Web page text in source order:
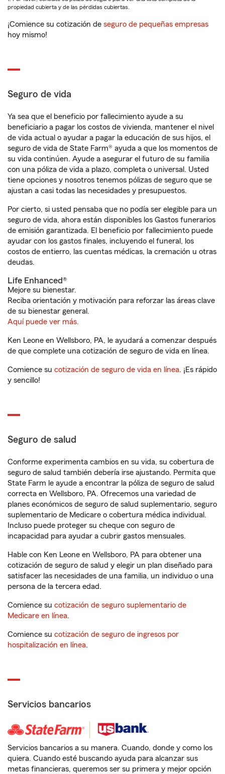
propiedad cubierta y de las pérdidas cubiertas.
¡Comience su cotización de seguro de pequeñas empresas
hoy mismo!
Seguro de vida
Ya sea que el beneficio por fallecimiento ayude a su
beneficiario a pagar los costos de vivienda, mantener el nivel
de vida actual o ayudar a pagar la educación de sus hijos, el
seguro de vida de State Farm® ayuda a que los momentos de
su vida continúen. Ayude a asegurar el futuro de su familia
con una póliza de vida a plazo, completa o universal. Usted
tiene opciones y nosotros tenemos pólizas de seguro que se
ajustan a casi todas las necesidades y presupuestos.
Por cierto, si usted pensaba que no podía ser elegible para un
seguro de vida, ahora están disponibles los Gastos funerarios
de emisión garantizada. El beneficio por fallecimiento puede
ayudar con los gastos finales, incluyendo el funeral, los
costos de entierro, las cuentas médicas, la cremación u otras
deudas.
Life Enhanced®
Mejore su bienestar.
Reciba orientación y motivación para reforzar las áreas clave
de su bienestar general.
Aquí puede ver más.
Ken Leone en Wellsboro, PA, le ayudará a comenzar después
de que complete una cotización de seguro de vida en línea.
Comience su cotización de seguro de vida en línea. ¡Es rápido
y sencillo!
Seguro de salud
Conforme experimenta cambios en su vida, su cobertura de
seguro de salud también debería irse ajustando. Permita que
State Farm le ayude a encontrar la póliza de seguro de salud
correcta en Wellsboro, PA. Ofrecemos una variedad de
planes económicos de seguro de salud suplementario, seguro
suplementario de Medicare o cobertura médica individual.
Incluso puede proteger su cheque con seguro de
incapacidad para ayudar a cubrir gastos mensuales.
Hable con Ken Leone en Wellsboro, PA para obtener una
cotización de seguro de salud y elegir un plan diseñado para
satisfacer las necesidades de una familia, un individuo o una
persona de la tercera edad.
Comience su cotización de seguro suplementario de
Medicare en línea.
Comience su cotización de seguro de ingresos por
hospitalización en línea.
Servicios bancarios
Servicios bancarios a su manera. Cuando, donde y como los
quiera. Cuando esté buscando ayuda para alcanzar sus
metas financieras, queremos ser su primera y mejor opción